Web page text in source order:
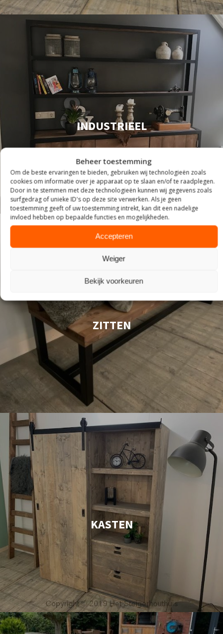
Beheer toestemming
Om de beste ervaringen te bieden, gebruiken wij technologieën zoals
cookies om informatie over je apparaat op te slaan en/of te raadplegen.
Door in te stemmen met deze technologieën kunnen wij gegevens zoals
surfgedrag of unieke ID's op deze site verwerken. Als je geen
toestemming geeft of uw toestemming intrekt, kan dit een nadelige
invloed hebben op bepaalde functies en mogelijkheden.
Accepteren
Weiger
Bekijk voorkeuren
INDUSTRIEEL
ZITTEN
KASTEN